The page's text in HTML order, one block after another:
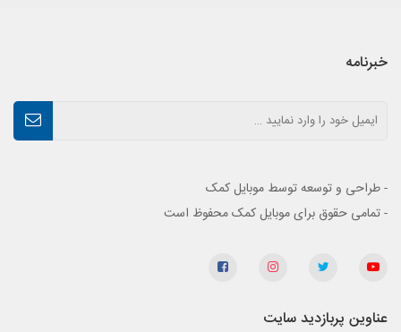
خبرنامه
- طراحی و توسعه توسط موبایل کمک
- تمامی حقوق برای موبایل کمک محفوظ است
عناوین پربازدید سایت